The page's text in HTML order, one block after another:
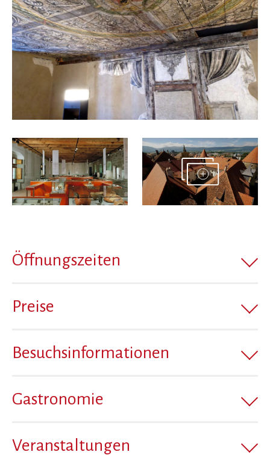
Öffnungszeiten
Preise
Besuchsinformationen
Gastronomie
Veranstaltungen